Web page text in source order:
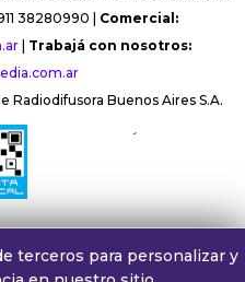
38280990 | Comercial:
| Trabajá con nosotros:
Radiodifusora Buenos Aires S.A.
´
terceros para personalizar y